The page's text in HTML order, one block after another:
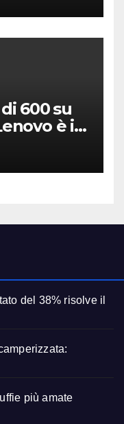
600 su
è il
a rate)
del 38% risolve il
più amate